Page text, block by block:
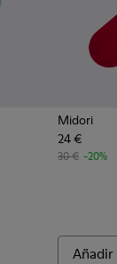
- Multicolor
002 - Multicolor
Midori
24 €
30 € -20%
Añadir